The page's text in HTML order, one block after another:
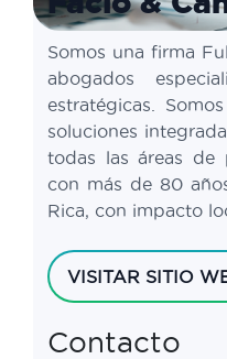
Somos una firma
abogados
estratégicas.
soluciones
todas las áreas de
con más de 80
Rica, con impacto
VISITAR SITIO
Contacto